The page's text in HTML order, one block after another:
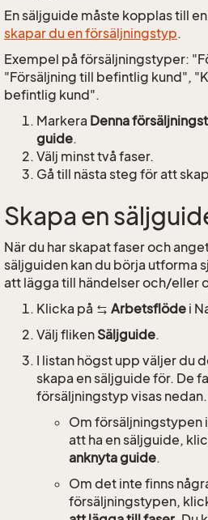
En säljguide måste kopplas till
skapar du en försäljningstyp.
Exempel på försäljningstyper:
"Försäljning till befintlig kund",
befintlig kund".
Markera Denna
guide.
Välj minst två faser.
Gå till nästa steg för att
Skapa en
När du har skapat faser och
säljguiden kan du börja utforma
att lägga till händelser och/eller
Klicka på
Arbetsflöde i
Välj fliken Säljguide.
I listan högst upp väljer du
skapa en säljguide för. De
försäljningstyp visas nedan.
Om försäljningstypen
att ha en säljguide,
anknyta guide.
Om det inte finns
försäljningstypen,